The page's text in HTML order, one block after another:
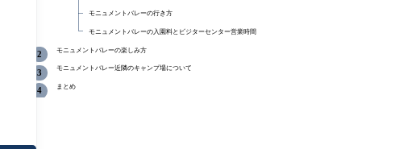
モニュメントバレーの行き方
モニュメントバレーの入園料とビジターセンター営業時間
モニュメントバレーの楽しみ方
モニュメントバレー近隣のキャンプ場について
まとめ